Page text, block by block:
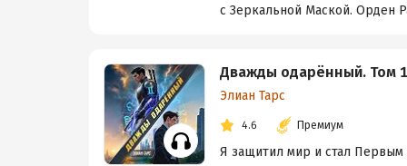
с Зеркальной Маской. Орден
Дважды одарённый. Том 1
Элиан Тарс
4.6 Премиум
Я защитил мир и стал